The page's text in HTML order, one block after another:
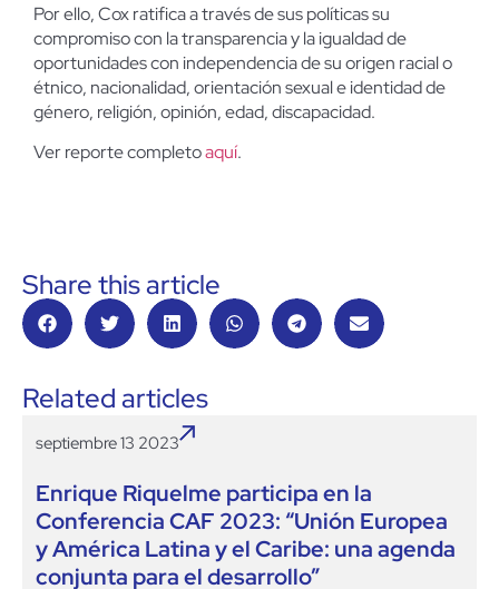
Por ello, Cox ratifica a través de sus políticas su
compromiso con la transparencia y la igualdad de
oportunidades con independencia de su origen racial o
étnico, nacionalidad, orientación sexual e identidad de
género, religión, opinión, edad, discapacidad.
Ver reporte completoaquí.
Share this article
Related articles
septiembre 13 2023
Enrique Riquelme participa en la
Conferencia CAF 2023: “Unión Europea
y América Latina y el Caribe: una agenda
conjunta para el desarrollo”